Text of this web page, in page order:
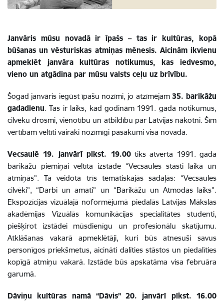
Janvāris mūsu novadā ir īpašs – tas ir kultūras, kopā
būšanas un vēsturiskas atmiņas mēnesis. Aicinām ikvienu
apmeklēt janvāra kultūras notikumus, kas iedvesmo,
vieno un atgādina par mūsu valsts ceļu uz brīvību.
Šogad janvāris iegūst īpašu nozīmi, jo atzīmējam 35. barikāžu
gadadienu. Tas ir laiks, kad godinām 1991. gada notikumus,
cilvēku drosmi, vienotību un atbildību par Latvijas nākotni. Šīm
vērtībām veltīti vairāki nozīmīgi pasākumi visā novadā.
Vecsaulē 19. janvārī plkst. 19.00tiks atvērta 1991. gada
barikāžu piemiņai veltīta izstāde “Vecsaules stāsti laikā un
atmiņās”. Tā veidota trīs tematiskajās sadaļās: “Vecsaules
cilvēki”, “Darbi un amati” un “Barikāžu un Atmodas laiks”.
Ekspozīcijas vizuālajā noformējumā piedalās Latvijas Mākslas
akadēmijas Vizuālās komunikācijas specialitātes studenti,
piešķirot izstādei mūsdienīgu un profesionālu skatījumu.
Atklāšanas vakarā apmeklētāji, kuri būs atnesuši savus
personīgos priekšmetus, aicināti dalīties stāstos un piedalīties
kopīgā atmiņu vakarā. Izstāde būs apskatāma visa februāra
garumā.
Dāviņu kultūras namā “Dāvis” 20. janvārī plkst. 16.00